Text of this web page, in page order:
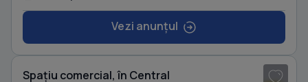
Vezi anunțul
Spațiu comercial, în Central